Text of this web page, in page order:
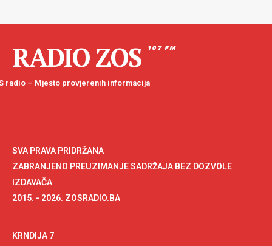
RADIO ZOS 107 FM
radio – Mjesto provjerenih informacija
SVA PRAVA PRIDRŽANA
ZABRANJENO PREUZIMANJE SADRŽAJA BEZ DOZVOLE
IZDAVAČA
2015. - 2026. ZOSRADIO.BA
KRNDIJA 7